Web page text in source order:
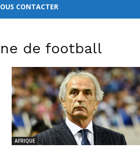
CONTACTER
de football
AFRIQUE